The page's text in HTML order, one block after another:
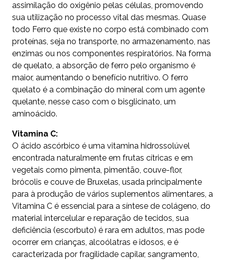
assimilação do oxigênio pelas células, promovendo
sua utilização no processo vital das mesmas. Quase
todo Ferro que existe no corpo está combinado com
proteínas, seja no transporte, no armazenamento, nas
enzimas ou nos componentes respiratórios. Na forma
de quelato, a absorção de ferro pelo organismo é
maior, aumentando o benefício nutritivo. O ferro
quelato é a combinação do mineral com um agente
quelante, nesse caso com o bisglicinato, um
aminoácido.
Vitamina C:
O ácido ascórbico é uma vitamina hidrossolúvel
encontrada naturalmente em frutas cítricas e em
vegetais como pimenta, pimentão, couve-flor,
brócolis e couve de Bruxelas, usada principalmente
para à produção de vários suplementos alimentares, a
Vitamina C é essencial para a síntese de colágeno, do
material intercelular e reparação de tecidos, sua
deficiência (escorbuto) é rara em adultos, mas pode
ocorrer em crianças, alcoólatras e idosos, e é
caracterizada por fragilidade capilar, sangramento,